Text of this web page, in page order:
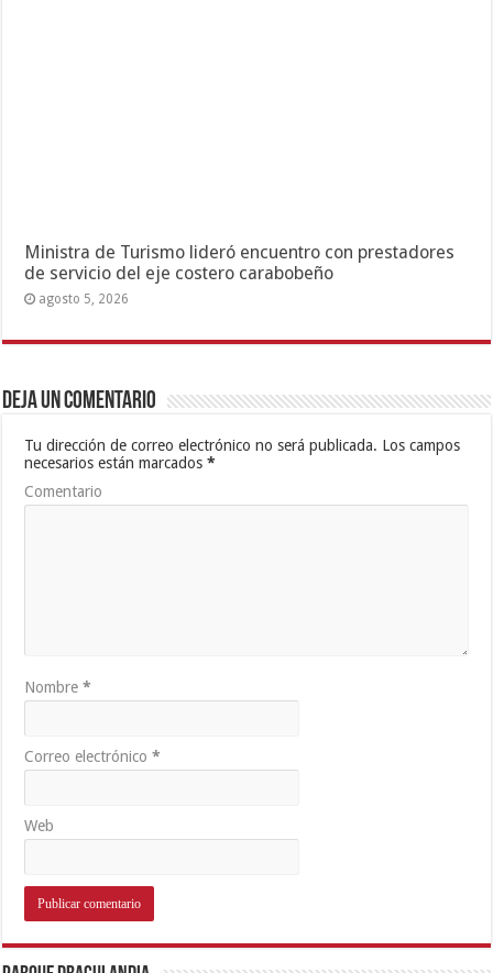
Ministra de Turismo lideró encuentro con prestadores
de servicio del eje costero carabobeño
agosto 5, 2026
Deja un comentario
Tu dirección de correo electrónico no será publicada. Los campos
necesarios están marcados*
Comentario
Nombre*
Correo electrónico*
Web